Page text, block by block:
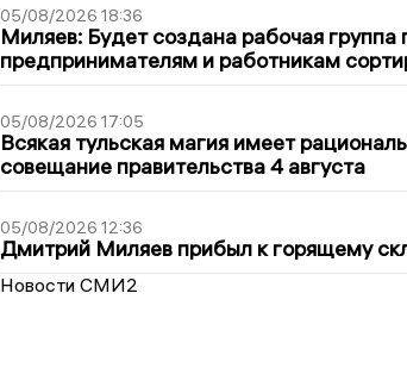
05/08/2026 18:36
Миляев: Будет создана рабочая
предпринимателям и работникам
05/08/2026 17:05
Всякая тульская магия имеет
совещание правительства 4 августа
05/08/2026 12:36
Дмитрий Миляев прибыл к горящему
Новости СМИ2